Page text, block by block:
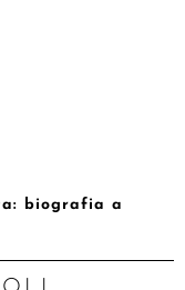
biografia a